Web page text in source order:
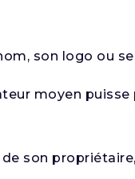
son logo ou
moyen puisse
son